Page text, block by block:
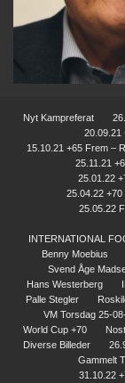
Nyt Kampreferat
20.09.21
15.10.21 +65 Frem –
25.11.21
25.01.22
25.04.22
25.05.22
INTERNATIONAL
Benny Moebius
Svend Åge
Hans Westerberg
Palle Stegler
VM Torsdag 25-
World Cup +70
Diverse Billeder
Gammelt
31.10.22